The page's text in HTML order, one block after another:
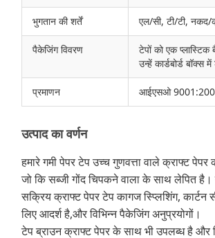
भुगतान की शर्तें एल/सी, टी/टी, नकद/
पैकेजिंग विवरण
टेपों को एक प्लास्टिक
उन्हें कार्डबोर्ड बॉक्स
प्रमाणन आईएसओ
उत्पाद का वर्णन
हमारे गमी पेपर टेप उच्च गुणवत्ता वाले क्राफ्ट पेपर
जो कि सब्जी गोंद चिपकने वाला के साथ लेपित है।
सक्रिय क्राफ्ट पेपर टेप कागज स्प्लिशिंग, कार्टन
लिए आदर्श है,और विभिन्न पैकेजिंग अनुप्रयोगों।
टेप ब्राउन क्राफ्ट पेपर के साथ भी उपलब्ध है और